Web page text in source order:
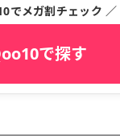
でメガ割チェック ／
で探す